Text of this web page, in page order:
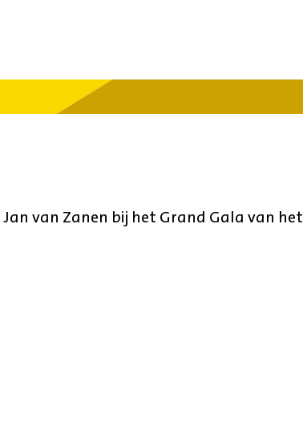
van Zanen bij het Grand Gala van het